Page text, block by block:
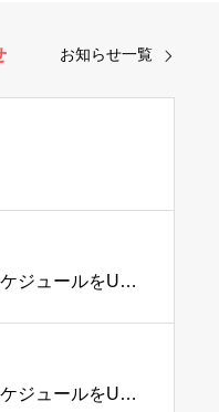
8月WS・昼活倶楽部のスケジュールをUPしました♫
7月WS・昼活倶楽部のスケジュールをUPしました♫
お知らせ一覧